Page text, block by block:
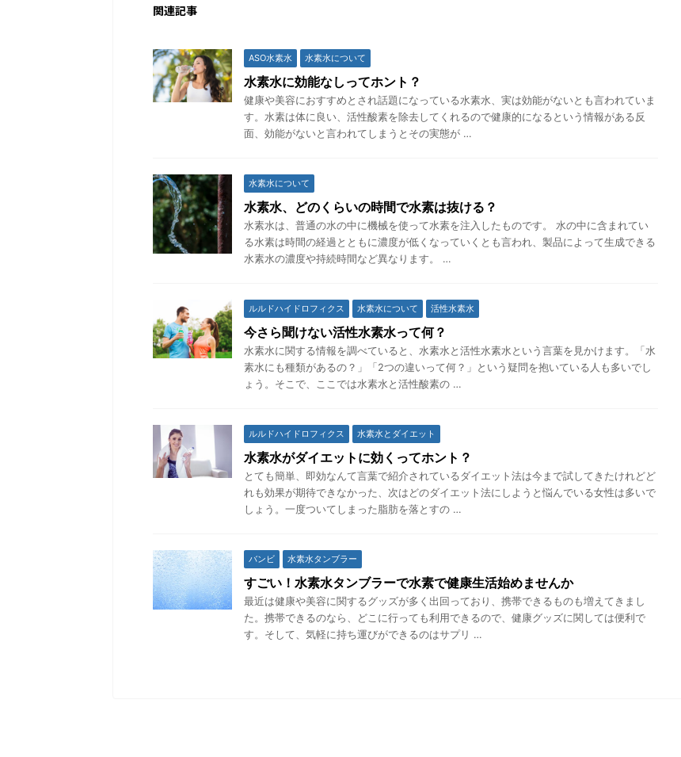
関連記事
ASO水素水 水素水について
水素水に効能なしってホント？
健康や美容におすすめとされ話題になっている水素水、実は効能がないとも言われていま
す。水素は体に良い、活性酸素を除去してくれるので健康的になるという情報がある反
面、効能がないと言われてしまうとその実態が …
水素水について
水素水、どのくらいの時間で水素は抜ける？
水素水は、普通の水の中に機械を使って水素を注入したものです。 水の中に含まれてい
る水素は時間の経過とともに濃度が低くなっていくとも言われ、製品によって生成できる
水素水の濃度や持続時間など異なります。 …
ルルドハイドロフィクス 水素水について 活性水素水
今さら聞けない活性水素水って何？
水素水に関する情報を調べていると、水素水と活性水素水という言葉を見かけます。「水
素水にも種類があるの？」「2つの違いって何？」という疑問を抱いている人も多いでし
ょう。そこで、ここでは水素水と活性酸素の …
ルルドハイドロフィクス 水素水とダイエット
水素水がダイエットに効くってホント？
とても簡単、即効なんて言葉で紹介されているダイエット法は今まで試してきたけれどど
れも効果が期待できなかった、次はどのダイエット法にしようと悩んでいる女性は多いで
しょう。一度ついてしまった脂肪を落とすの …
バンビ 水素水タンブラー
すごい！水素水タンブラーで水素で健康生活始めませんか
最近は健康や美容に関するグッズが多く出回っており、携帯できるものも増えてきまし
た。携帯できるのなら、どこに行っても利用できるので、健康グッズに関しては便利で
す。そして、気軽に持ち運びができるのはサプリ …